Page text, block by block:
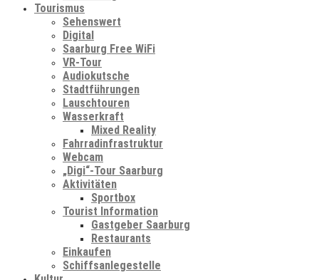
Tourismus
Sehenswert
Digital
Saarburg Free WiFi
VR-Tour
Audiokutsche
Stadtführungen
Lauschtouren
Wasserkraft
Mixed Reality
Fahrradinfrastruktur
Webcam
„Digi“-Tour Saarburg
Aktivitäten
Sportbox
Tourist Information
Gastgeber Saarburg
Restaurants
Einkaufen
Schiffsanlegestelle